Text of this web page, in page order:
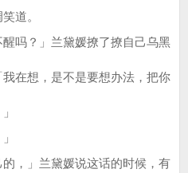
道。
吗？」兰黛媛撩了撩自己乌黑
在想，是不是要想办法，把你
，」兰黛媛说这话的时候，有